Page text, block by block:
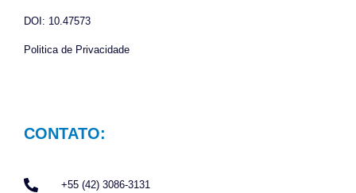
DOI: 10.47573
Politica de Privacidade
CONTATO:
+55 (42) 3086-3131